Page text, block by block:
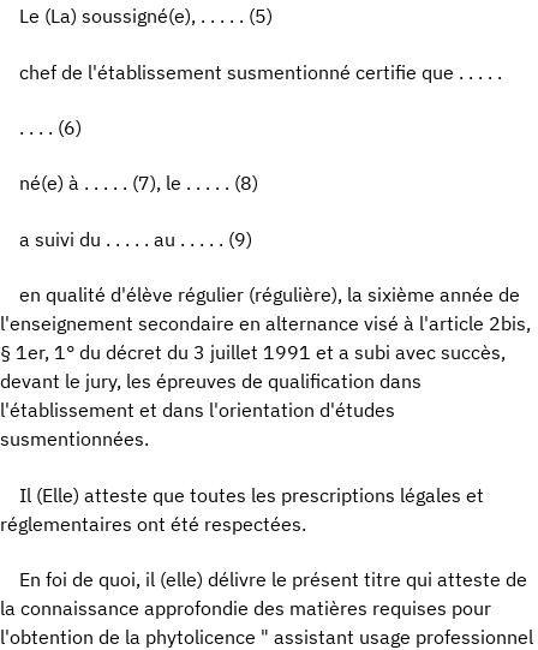
Le (La) soussigné(e), . . . . . (5)
chef de l'établissement susmentionné certifie que . . . . .
. . . . (6)
né(e) à . . . . . (7), le . . . . . (8)
a suivi du . . . . . au . . . . . (9)
en qualité d'élève régulier (régulière), la sixième année de
l'enseignement secondaire en alternance visé à l'article 2bis,
§ 1er, 1° du décret du 3 juillet 1991 et a subi avec succès,
devant le jury, les épreuves de qualification dans
l'établissement et dans l'orientation d'études
susmentionnées.
Il (Elle) atteste que toutes les prescriptions légales et
réglementaires ont été respectées.
En foi de quoi, il (elle) délivre le présent titre qui atteste de
la connaissance approfondie des matières requises pour
l'obtention de la phytolicence " assistant usage professionnel